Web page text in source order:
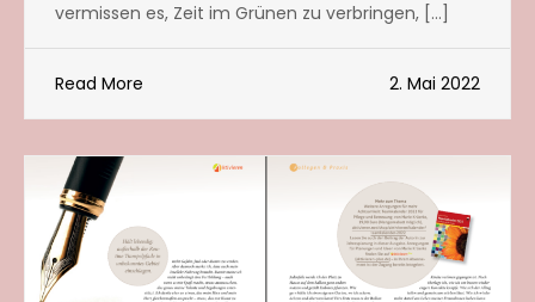
vermissen es, Zeit im Grünen zu verbringen, […]
Read More 2. Mai 2022